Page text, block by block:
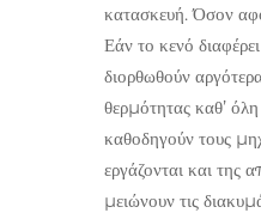
κατασκευή. Όσον
Εάν το κενό
διορθωθούν
θερμότητας καθ’
καθοδηγούν τους
εργάζονται και της
μειώνουν τις